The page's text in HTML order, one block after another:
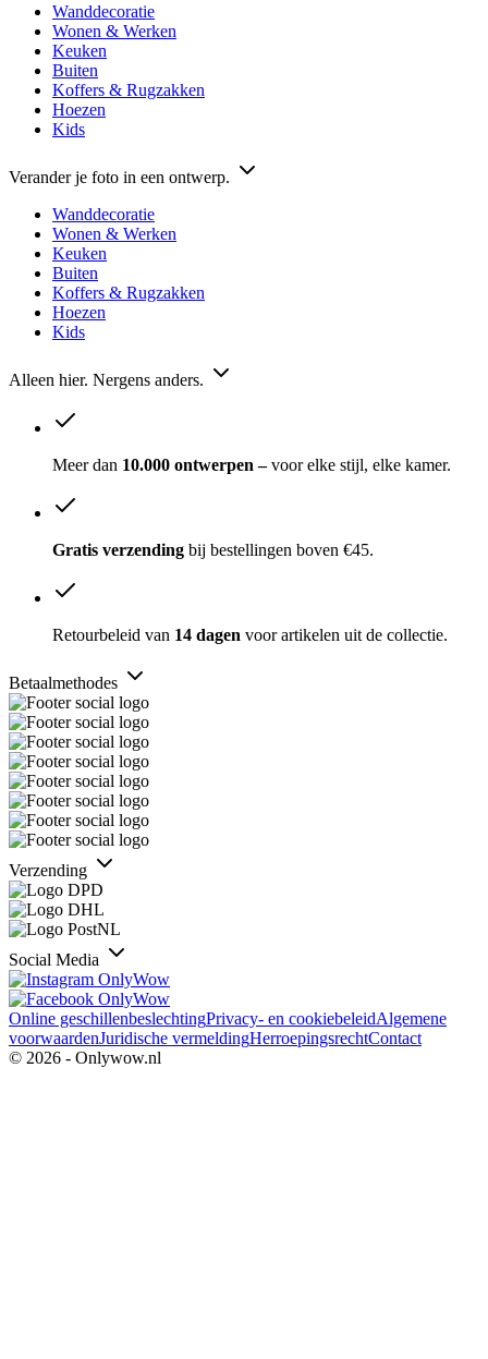
Wanddecoratie
Wonen & Werken
Keuken
Buiten
Koffers & Rugzakken
Hoezen
Kids
Verander je foto in een ontwerp.
Wanddecoratie
Wonen & Werken
Keuken
Buiten
Koffers & Rugzakken
Hoezen
Kids
Alleen hier. Nergens anders.
Meer dan 10.000 ontwerpen –voor elke stijl, elke kamer.
Gratis verzending bij bestellingen boven €45.
Retourbeleid van 14 dagen voor artikelen uit de collectie.
Betaalmethodes
Verzending
Social Media
Online geschillenbeslechtingPrivacy- en cookiebeleidAlgemene
voorwaardenJuridische vermeldingHerroepingsrechtContact
© 2026 - Onlywow.nl